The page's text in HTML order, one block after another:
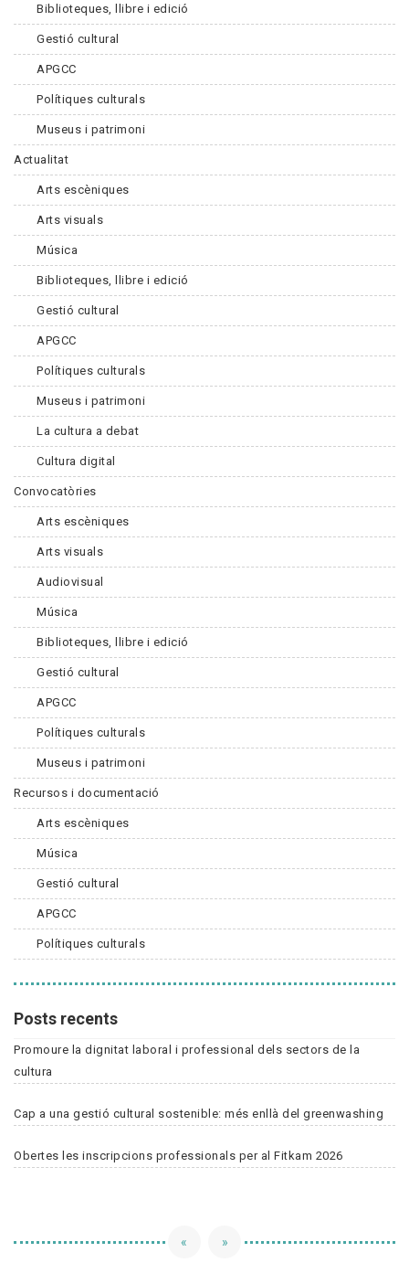
Biblioteques, llibre i edició
Gestió cultural
APGCC
Polítiques culturals
Museus i patrimoni
Actualitat
Arts escèniques
Arts visuals
Música
Biblioteques, llibre i edició
Gestió cultural
APGCC
Polítiques culturals
Museus i patrimoni
La cultura a debat
Cultura digital
Convocatòries
Arts escèniques
Arts visuals
Audiovisual
Música
Biblioteques, llibre i edició
Gestió cultural
APGCC
Polítiques culturals
Museus i patrimoni
Recursos i documentació
Arts escèniques
Música
Gestió cultural
APGCC
Polítiques culturals
Posts recents
Promoure la dignitat laboral i professional dels sectors de la
cultura
Cap a una gestió cultural sostenible: més enllà del greenwashing
Obertes les inscripcions professionals per al Fitkam 2026
« »